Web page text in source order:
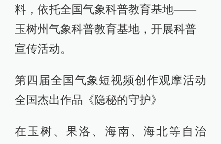
料，依托全国气象科普教育基地——
玉树州气象科普教育基地，开展科普
宣传活动。
第四届全国气象短视频创作观摩活动
全国杰出作品《隐秘的守护》
在玉树、果洛、海南、海北等自治